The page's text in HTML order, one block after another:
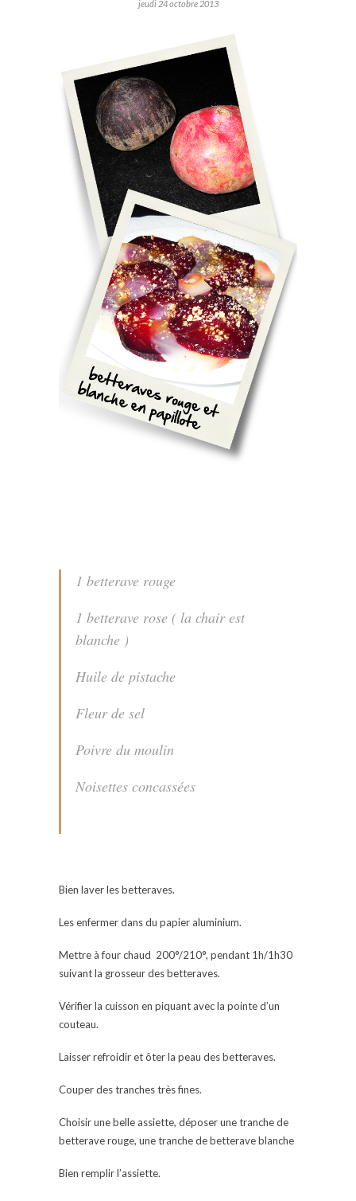
jeudi 24 octobre 2013
1 betterave rouge
1 betterave rose ( la chair est
blanche )
Huile de pistache
Fleur de sel
Poivre du moulin
Noisettes concassées
Bien laver les betteraves.
Les enfermer dans du papier aluminium.
Mettre à four chaud 200°/210°, pendant 1h/1h30
suivant la grosseur des betteraves.
Vérifier la cuisson en piquant avec la pointe d’un
couteau.
Laisser refroidir et ôter la peau des betteraves.
Couper des tranches très fines.
Choisir une belle assiette, déposer une tranche de
betterave rouge, une tranche de betterave blanche
Bien remplir l’assiette.